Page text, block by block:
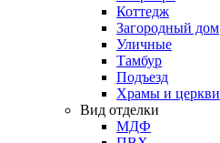
Коттедж
Загородный дом
Уличные
Тамбур
Подъезд
Храмы и церкви
Вид отделки
МДФ